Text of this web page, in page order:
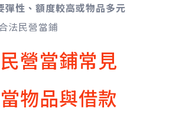
彈性、額度較高或物品多元
法民營當鋪
營當鋪常見
物品與借款